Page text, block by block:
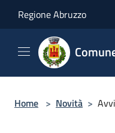
Regione Abruzzo
Home > Novità >